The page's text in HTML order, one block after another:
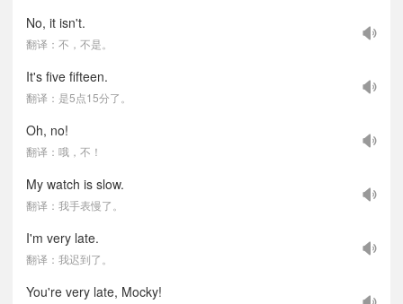
No, it isn't.
翻译：不，不是。
It's five fifteen.
翻译：是5点15分了。
Oh, no!
翻译：哦，不！
My watch is slow.
翻译：我手表慢了。
I'm very late.
翻译：我迟到了。
You're very late, Mocky!